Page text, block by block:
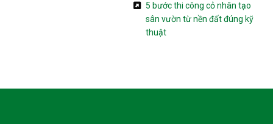
5 bước thi công cỏ nhân tạo
sân vườn từ nền đất đúng kỹ
thuật